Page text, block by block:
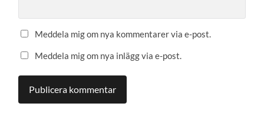
Meddela mig om nya kommentarer via e-post.
Meddela mig om nya inlägg via e-post.